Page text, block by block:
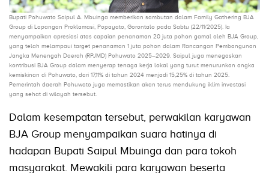
Bupati Pohuwato Saipul A. Mbuinga memberikan sambutan dalam Family Gathering BJA
Group di Lapangan Proklamasi, Popayato, Gorontalo pada Sabtu (22/11/2025). Ia
menyampaikan apresiasi atas capaian penanaman 20 juta pohon gamal oleh BJA Group,
yang telah melampaui target penanaman 1 juta pohon dalam Rancangan Pembangunan
Jangka Menengah Daerah (RPJMD) Pohuwato 2025–2029. Saipul juga menegaskan
kontribusi BJA Group dalam menyerap tenaga kerja lokal yang turut menurunkan angka
kemiskinan di Pohuwato, dari 17,11% di tahun 2024 menjadi 15,25% di tahun 2025.
Pemerintah daerah Pohuwato juga memastikan akan terus mendukung iklim investasi
yang sehat di wilayah tersebut.
Dalam kesempatan tersebut, perwakilan karyawan
BJA Group menyampaikan suara hatinya di
hadapan Bupati Saipul Mbuinga dan para tokoh
masyarakat. Mewakili para karyawan beserta